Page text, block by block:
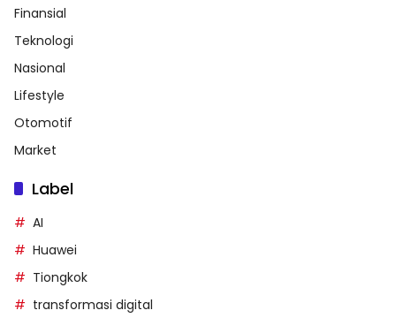
Finansial
Teknologi
Nasional
Lifestyle
Otomotif
Market
Label
AI
Huawei
Tiongkok
transformasi digital